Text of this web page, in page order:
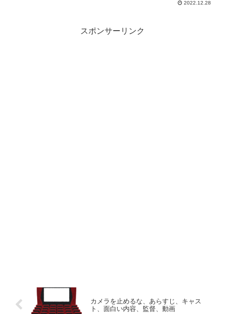
2022.12.28
スポンサーリンク
カメラを止めるな、あらすじ、キャス
ト、面白い内容、監督、動画